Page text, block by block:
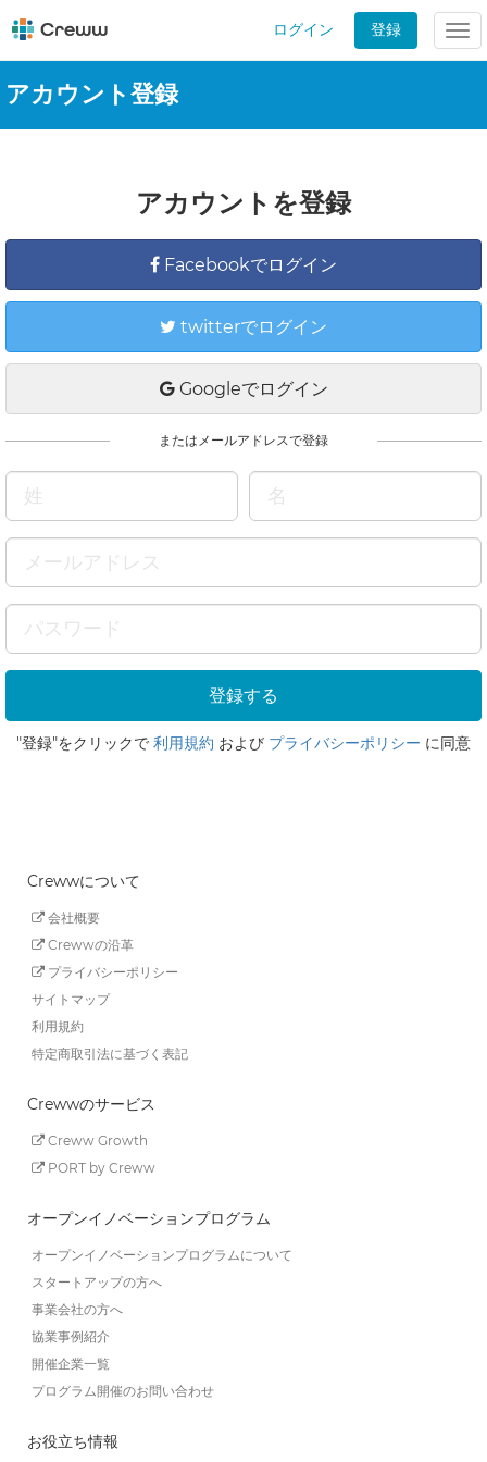
ログイン 登録
アカウント登録
アカウントを登録
Facebookでログイン
twitterでログイン
Googleでログイン
またはメールアドレスで登録
"登録"をクリックで 利用規約 および プライバシーポリシー に同意
Crewwについて
会社概要
Crewwの沿革
プライバシーポリシー
サイトマップ
利用規約
特定商取引法に基づく表記
Crewwのサービス
Creww Growth
PORT by Creww
オープンイノベーションプログラム
オープンイノベーションプログラムについて
スタートアップの方へ
事業会社の方へ
協業事例紹介
開催企業一覧
プログラム開催のお問い合わせ
お役立ち情報